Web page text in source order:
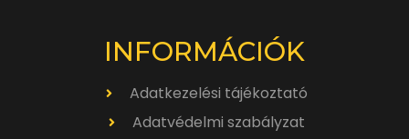
INFORMÁCIÓK
Adatkezelési tájékoztató
Adatvédelmi szabályzat